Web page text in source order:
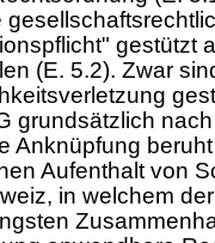
gestützt
(E. 5.2). Zwar
grundsätzlich
Anknüpfung
Aufenthalt von
in welchem